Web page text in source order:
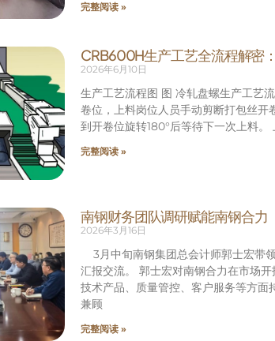
完整阅读 »
CRB600H生产工艺全流程解密
2026年6月10日
生产工艺流程图 图 冷轧盘螺生产工艺
卷位，上料岗位人员手动剪断打包丝开
到开卷位旋转180°后等待下一次上料
完整阅读 »
南钢财务团队调研赋能南钢合力
2026年3月16日
3月中旬南钢集团总会计师郭士宏带
汇报交流。 郭士宏对南钢合力在市场
技术产品、质量管控、客户服务等方面
兼顾
完整阅读 »